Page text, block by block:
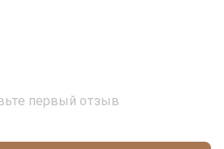
первый отзыв